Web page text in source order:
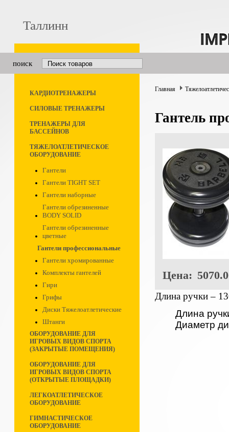
Таллинн
поиск
КАРДИОТРЕНАЖЕРЫ
СИЛОВЫЕ ТРЕНАЖЕРЫ
ТРЕНАЖЕРЫ ДЛЯ
БАССЕЙНОВ
ТЯЖЕЛОАТЛЕТИЧЕСКОЕ
ОБОРУДОВАНИЕ
Гантели
Гантели TIGHT SET
Гантели наборные
Гантели обрезиненные
BODY SOLID
Гантели обрезиненные
цветные
Гантели профессиональные
Гантели хромированные
Комплекты гантелей
Гири
Грифы
Диски Тяжелоатлетические
Штанги
ОБОРУДОВАНИЕ ДЛЯ
ИГРОВЫХ ВИДОВ СПОРТА
(ЗАКРЫТЫЕ ПОМЕЩЕНИЯ)
ОБОРУДОВАНИЕ ДЛЯ
ИГРОВЫХ ВИДОВ СПОРТА
(ОТКРЫТЫЕ ПЛОЩАДКИ)
ЛЕГКОАТЛЕТИЧЕСКОЕ
ОБОРУДОВАНИЕ
ГИМНАСТИЧЕСКОЕ
ОБОРУДОВАНИЕ
Главная
Гантель
Цена:
Длина ручки –
Длина
Диаметр